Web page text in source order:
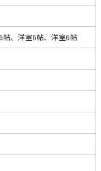
帖、洋室6帖、洋室6帖